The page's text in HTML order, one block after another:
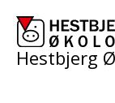
content
Hestbjerg